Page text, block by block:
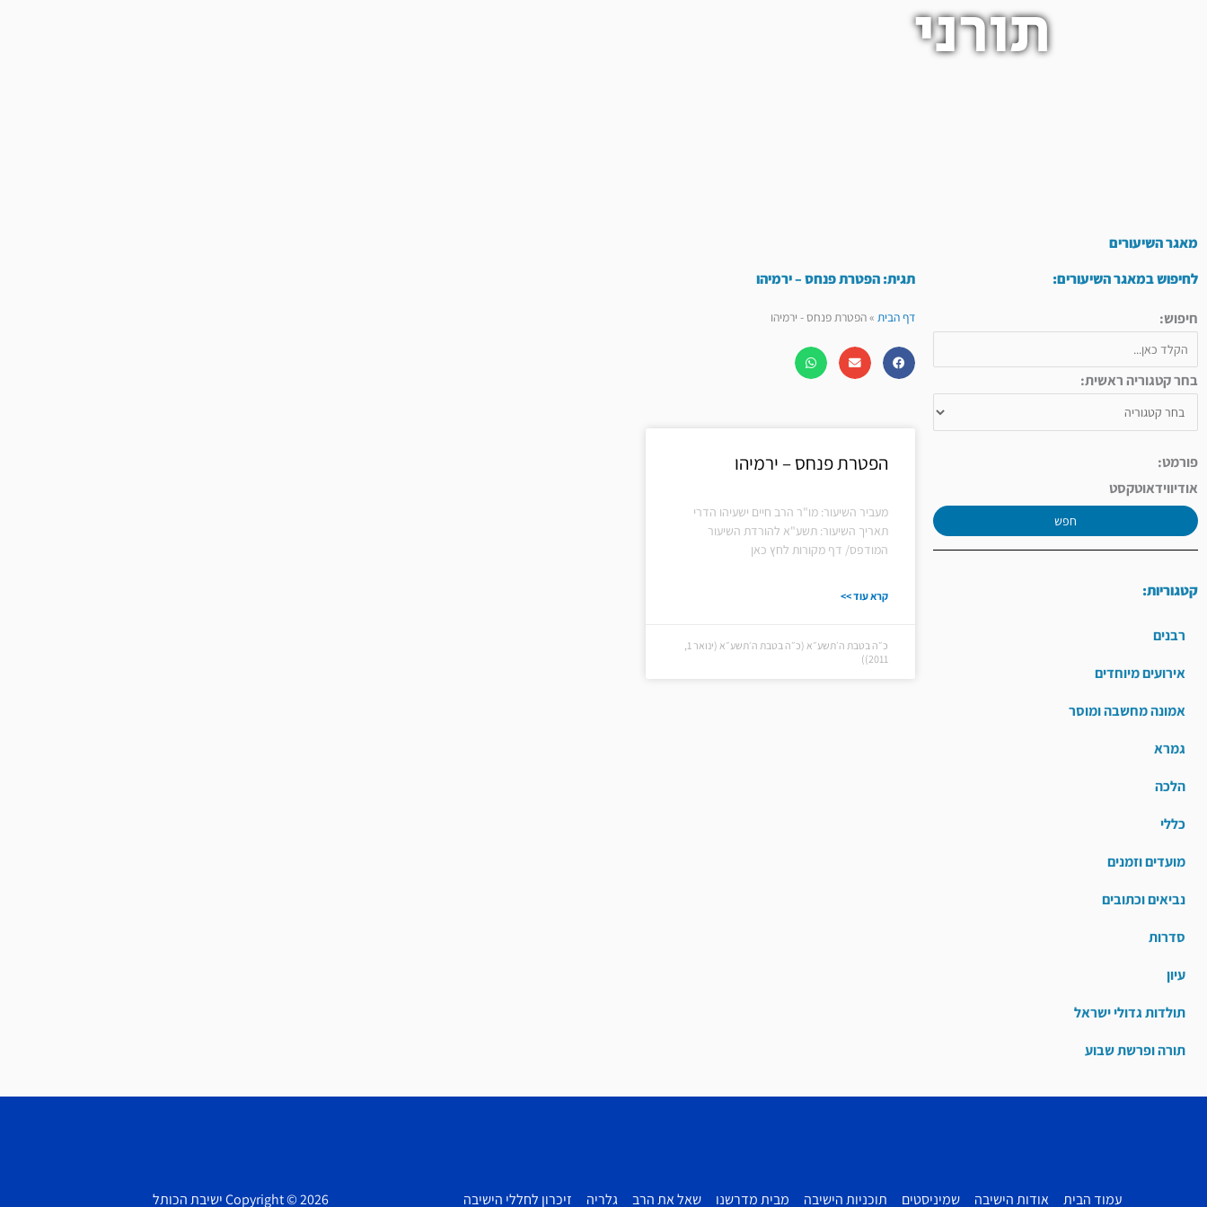
תורני
מאגר השיעורים
לחיפוש במאגר השיעורים:
חיפוש:
בחר קטגוריה ראשית:
פורמט:
אודיווידאוטקסט
חפש
קטגוריות:
רבנים
אירועים מיוחדים
אמונה מחשבה ומוסר
גמרא
הלכה
כללי
מועדים וזמנים
נביאים וכתובים
סדרות
עיון
תולדות גדולי ישראל
תורה ופרשת שבוע
תגית: הפטרת פנחס – ירמיהו
דף הבית»הפטרת פנחס - ירמיהו
הפטרת פנחס – ירמיהו
מעביר השיעור: מו"ר הרב חיים ישעיהו הדרי
תאריך השיעור: תשע"א להורדת השיעור
המודפס/ דף מקורות לחץ כאן
קרא עוד >>
כ״ה בטבת ה׳תשע״א (כ״ה בטבת ה׳תשע״א (ינואר 1,
2011))
עמוד הבית אודות הישיבה שמיניסטים תוכניות הישיבה מבית מדרשנו שאל את הרב גלריה זיכרון לחללי הישיבה Copyright © 2026 ישיבת הכותל